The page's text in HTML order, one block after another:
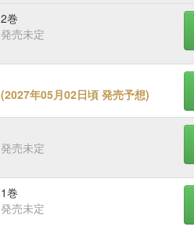
2巻
発売未定
(2027年05月02日頃 発売予想)
発売未定
1巻
発売未定